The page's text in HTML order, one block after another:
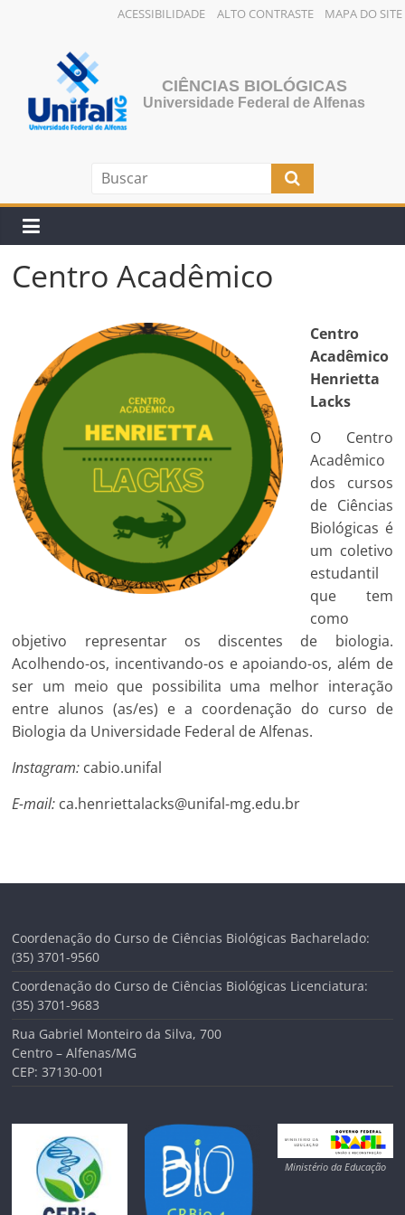
ACESSIBILIDADE ALTO CONTRASTE MAPA DO SITE
conteúdo
CIÊNCIAS BIOLÓGICAS
Universidade Federal de Alfenas
Centro Acadêmico
Centro
Acadêmico
Henrietta
Lacks
O Centro
Acadêmico
dos cursos
de Ciências
Biológicas é
um coletivo
estudantil
que tem
como
objetivo representar os discentes de biologia.
Acolhendo-os, incentivando-os e apoiando-os, além de
ser um meio que possibilita uma melhor interação
entre alunos (as/es) e a coordenação do curso de
Biologia da Universidade Federal de Alfenas.
Instagram: cabio.unifal
E-mail: ca.henriettalacks@unifal-mg.edu.br
Coordenação do Curso de Ciências Biológicas Bacharelado:
(35) 3701-9560
Coordenação do Curso de Ciências Biológicas Licenciatura:
(35) 3701-9683
Rua Gabriel Monteiro da Silva, 700
Centro – Alfenas/MG
CEP: 37130-001
Ministério da Educação